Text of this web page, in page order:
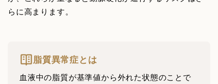
らに高まります。
脂質異常症とは
血液中の脂質が基準値から外れた状態のことで